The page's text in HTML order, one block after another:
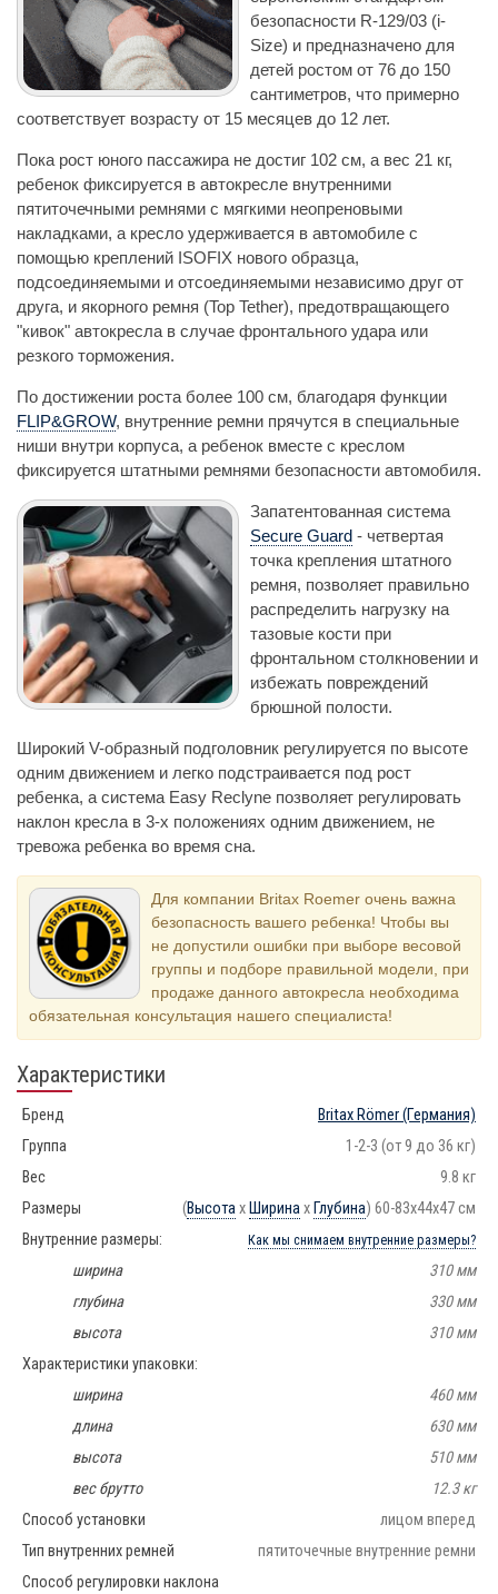
безопасности R-129/03 (i-
Size) и предназначено для
детей ростом от 76 до 150
сантиметров, что примерно
соответствует возрасту от 15 месяцев до 12 лет.
Пока рост юного пассажира не достиг 102 см, а вес 21 кг,
ребенок фиксируется в автокресле внутренними
пятиточечными ремнями с мягкими неопреновыми
накладками, а кресло удерживается в автомобиле с
помощью креплений ISOFIX нового образца,
подсоединяемыми и отсоединяемыми независимо друг от
друга, и якорного ремня (Top Tether), предотвращающего
"кивок" автокресла в случае фронтального удара или
резкого торможения.
По достижении роста более 100 см, благодаря функции
FLIP&GROW, внутренние ремни прячутся в специальные
ниши внутри корпуса, а ребенок вместе с креслом
фиксируется штатными ремнями безопасности автомобиля.
Запатентованная система
Secure Guard - четвертая
точка крепления штатного
ремня, позволяет правильно
распределить нагрузку на
тазовые кости при
фронтальном столкновении и
избежать повреждений
брюшной полости.
Широкий V-образный подголовник регулируется по высоте
одним движением и легко подстраивается под рост
ребенка, а система Easy Reclyne позволяет регулировать
наклон кресла в 3-х положениях одним движением, не
тревожа ребенка во время сна.
Для компании Britax Roemer очень важна
безопасность вашего ребенка! Чтобы вы
не допустили ошибки при выборе весовой
группы и подборе правильной модели, при
продаже данного автокресла необходима
обязательная консультация нашего специалиста!
Характеристики
Бренд Britax Römer(Германия)
Группа
1-2-3 (от 9 до 36 кг)
Вес
9.8 кг
Размеры
(Высотах Ширинах Глубина) 60-83x44x47 см
Внутренние размеры:
Как мы снимаем внутренние размеры?
ширина
310 мм
глубина
330 мм
высота
310 мм
Характеристики упаковки:
ширина
460 мм
длина
630 мм
высота
510 мм
вес брутто
12.3 кг
Способ установки
лицом вперед
Тип внутренних ремней
пятиточечные внутренние ремни
Способ регулировки наклона